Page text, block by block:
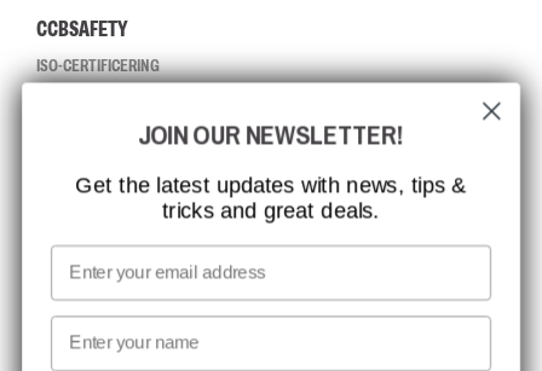
CCBSAFETY
ISO-CERTIFICERING
MISSION, VISION OG VÆRDIER
KONTAKT
JOB HOS CCBSAFETY
MEDIA
VI TAGER ANSVAR
NYHEDSBREV TILMELDING
JOIN OUR NEWSLETTER!
Get the latest updates with news, tips &
tricks and great deals.
Email
First name